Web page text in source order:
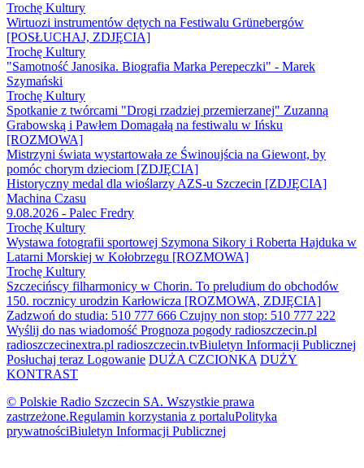
Trochę Kultury
Wirtuozi instrumentów dętych na Festiwalu Grünebergów
[POSŁUCHAJ, ZDJĘCIA]
Trochę Kultury
"Samotność Janosika. Biografia Marka Perepeczki" - Marek
Szymański
Trochę Kultury
Spotkanie z twórcami "Drogi rzadziej przemierzanej" Zuzanną
Grabowską i Pawłem Domagałą na festiwalu w Ińsku
[ROZMOWA]
Mistrzyni świata wystartowała ze Świnoujścia na Giewont, by
pomóc chorym dzieciom [ZDJĘCIA]
Historyczny medal dla wioślarzy AZS-u Szczecin [ZDJĘCIA]
Machina Czasu
9.08.2026 - Palec Fredry
Trochę Kultury
Wystawa fotografii sportowej Szymona Sikory i Roberta Hajduka w
Latarni Morskiej w Kołobrzegu [ROZMOWA]
Trochę Kultury
Szczecińscy filharmonicy w Chorin. To preludium do obchodów
150. rocznicy urodzin Karłowicza [ROZMOWA, ZDJĘCIA]
Zadzwoń do studia: 510 777 666 Czujny non stop: 510 777 222
Wyślij do nas wiadomość Prognoza pogody radioszczecin.pl
radioszczecinextra.pl radioszczecin.tvBiuletyn Informacji Publicznej
Posłuchaj teraz Logowanie DUŻA CZCIONKA DUŻY
KONTRAST
© Polskie Radio Szczecin SA. Wszystkie prawa
zastrzeżone.Regulamin korzystania z portaluPolityka
prywatnościBiuletyn Informacji Publicznej